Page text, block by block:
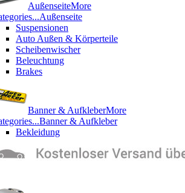
AußenseiteMore
Außenseite
Suspensionen
Auto Außen & Körperteile
Scheibenwischer
Beleuchtung
Brakes
Banner & AufkleberMore
Banner & Aufkleber
Bekleidung